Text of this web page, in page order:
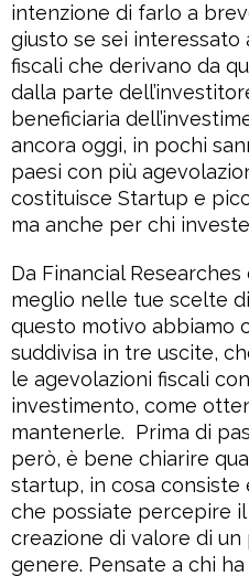
intenzione di farlo a
giusto se sei interessato
fiscali che derivano da
dalla parte
beneficiaria
ancora oggi, in pochi
paesi con più
costituisce Startup e
ma anche per chi
Da Financial
meglio nelle tue scelte
questo motivo abbiamo
suddivisa in tre uscite,
le agevolazioni fiscali
investimento, come
mantenerle. Prima di
però, è bene chiarire
startup, in cosa consiste
che possiate percepire
creazione di valore di
genere. Pensate a chi